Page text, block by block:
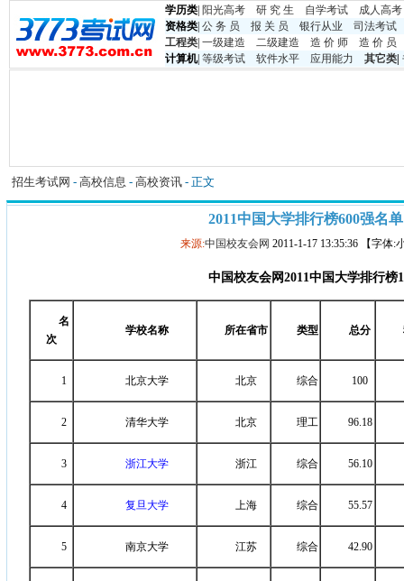
学历类 阳光高考 研 究 生 自学考试
成人高考
资格类 公 务 员 报 关 员 银行从业
司法考试
工程类 一级建造 二级建造 造 价 师
造 价 员
计算机| 等级考试 软件水平 应用能力 其它类
招生考试网 - 高校信息 - 高校资讯 - 正文
2011中国大学排行榜600强名单
来源:中国校友会网 2011-1-17 13:35:36 【字体:
中国校友会网2011中国大学排行榜
名
次
学校名称 所在省市 类型 总分
1 北京大学 北京 综合 100
2 清华大学 北京 理工 96.18
3 浙江大学 浙江 综合 56.10
4 复旦大学 上海 综合 55.57
5 南京大学 江苏 综合 42.90